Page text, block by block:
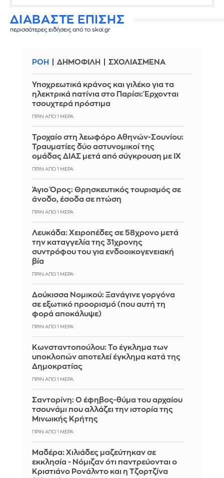
ΔΙΑΒΑΣΤΕ ΕΠΙΣΗΣ
περισσότερες ειδήσεις από το skai.gr
ΡΟΗ ΔΗΜΟΦΙΛΗ ΣΧΟΛΙΑΣΜΕΝΑ
Υποχρεωτικά κράνος και γιλέκο για τα
ηλεκτρικά πατίνια στο Παρίσι: Έρχονται
τσουχτερά πρόστιμα
ΠΡΙΝ ΑΠΌ 1 ΜΈΡΑ
Τροχαίο στη λεωφόρο Αθηνών-Σουνίου:
Τραυματίες δύο αστυνομικοί της
ομάδας ΔΙΑΣ μετά από σύγκρουση με ΙΧ
ΠΡΙΝ ΑΠΌ 1 ΜΈΡΑ
Άγιο Όρος: Θρησκευτικός τουρισμός σε
άνοδο, έσοδα σε πτώση
ΠΡΙΝ ΑΠΌ 1 ΜΈΡΑ
Λευκάδα: Χειροπέδες σε 58χρονο μετά
την καταγγελία της 31χρονης
συντρόφου του για ενδοοικογενειακή
βία
ΠΡΙΝ ΑΠΌ 1 ΜΈΡΑ
Δούκισσα Νομικού: Ξανάγινε γοργόνα
σε εξωτικό προορισμό (που αυτή τη
φορά αποκάλυψε)
ΠΡΙΝ ΑΠΌ 1 ΜΈΡΑ
Κωνσταντοπούλου: Το έγκλημα των
υποκλοπών αποτελεί έγκλημα κατά της
Δημοκρατίας
ΠΡΙΝ ΑΠΌ 1 ΜΈΡΑ
Σαντορίνη: Ο έφηβος-θύμα του αρχαίου
τσουνάμι που αλλάζει την ιστορία της
Μινωικής Κρήτης
ΠΡΙΝ ΑΠΌ 1 ΜΈΡΑ
Μαδέρα: Χιλιάδες μαζεύτηκαν σε
εκκλησία - Νόμιζαν ότι παντρεύονται ο
Κριστιάνο Ρονάλντο και η Τζορτζίνα